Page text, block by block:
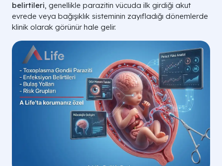
belirtileri, genellikle parazitin vücuda ilk girdiği akut
evrede veya bağışıklık sisteminin zayıfladığı dönemlerde
klinik olarak görünür hale gelir.